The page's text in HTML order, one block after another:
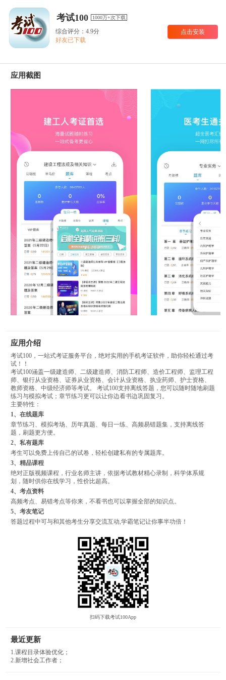
考试100 1000万+次下载
综合评分：4.9分
好友已下载
点击安装
应用截图
应用介绍
考试100，一站式考证服务平台，绝对实用的手机考证软件，助你轻松通过考
试！！
考试100涵盖一级建造师、二级建造师、消防工程师、造价工程师、监理工程
师、银行从业资格、证券从业资格、会计从业资格、执业药师、护士资格、
教师资格、中级经济师等考试。 考试100支持离线答题，您可以随时随地刷题
练习与模拟考试；章节练习更可以让你边看书边巩固复习。
主要特性：
1、在线题库
章节练习、模拟考场、历年真题、每日一练、高频易错题集，支持离线答
题，刷题更方便。
2、私有题库
考生可以免费上传自己的试卷，轻松创建私有的专属题库。
3、精品课程
绝对正版视频课程，行业名师主讲，依据考试教材精心录制，科学体系规
划，随时供你在线学习，性价比超高。
4、考点资料
高频考点、易错考点等你来，不看书也可以掌握全部的知识点。
5、考友笔记
答题过程中可与和其他考生分享交流互动,学霸笔记让你事半功倍！
扫码下载考试100App
最近更新
1.课程目录体验优化；
2.新增社会工作者；